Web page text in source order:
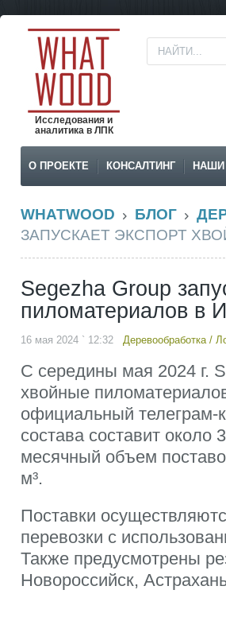
Исследования и
аналитика в ЛПК
О ПРОЕКТЕ КОНСАЛТИНГ НАШИ
WHATWOOD БЛОГ
ЗАПУСКАЕТ ЭКСПОРТ
Segezha Group
пиломатериалов в
16 мая 2024 ` 12:32 Деревообработка/
С середины мая 2024 г.
хвойные
официальный телеграм-
состава составит
месячный объем
м³.
Поставки
перевозки с
Также предусмотрены
Новороссийск,